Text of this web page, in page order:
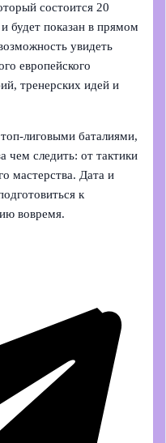
состоится 20
будет показан в прямом
увидеть
европейского
тренерских идей и
баталиями,
чем следить: от тактики
мастерства. Дата и
к
вовремя.